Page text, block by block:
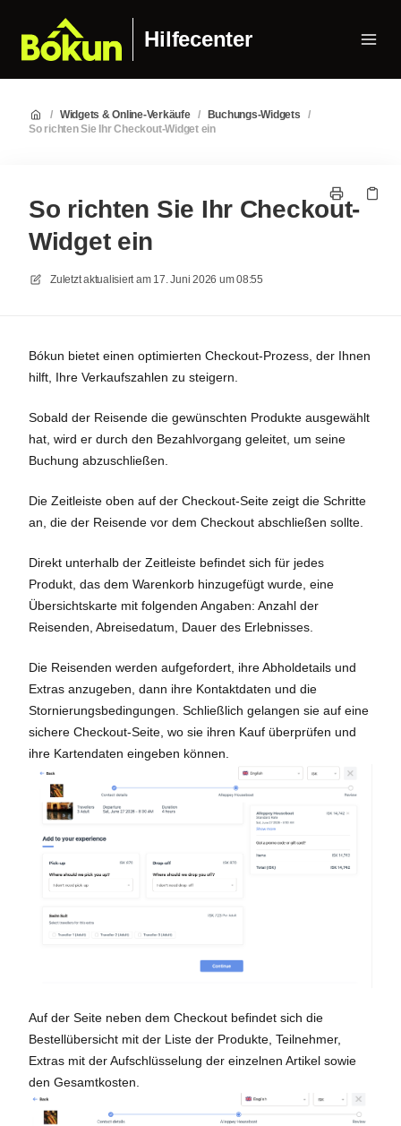
Hilfecenter
/ Widgets & Online-Verkäufe / Buchungs-Widgets
/
So richten Sie Ihr Checkout-Widget ein
So richten Sie Ihr Checkout-
Widget ein
Zuletzt aktualisiert am 17. Juni 2026 um 08:55
Bókun bietet einen optimierten Checkout-Prozess, der Ihnen
hilft, Ihre Verkaufszahlen zu steigern.
Sobald der Reisende die gewünschten Produkte ausgewählt
hat, wird er durch den Bezahlvorgang geleitet, um seine
Buchung abzuschließen.
Die Zeitleiste oben auf der Checkout-Seite zeigt die Schritte
an, die der Reisende vor dem Checkout abschließen sollte.
Direkt unterhalb der Zeitleiste befindet sich für jedes
Produkt, das dem Warenkorb hinzugefügt wurde, eine
Übersichtskarte mit folgenden Angaben: Anzahl der
Reisenden, Abreisedatum, Dauer des Erlebnisses.
Die Reisenden werden aufgefordert, ihre Abholdetails und
Extras anzugeben, dann ihre Kontaktdaten und die
Stornierungsbedingungen. Schließlich gelangen sie auf eine
sichere Checkout-Seite, wo sie ihren Kauf überprüfen und
ihre Kartendaten eingeben können.
Auf der Seite neben dem Checkout befindet sich die
Bestellübersicht mit der Liste der Produkte, Teilnehmer,
Extras mit der Aufschlüsselung der einzelnen Artikel sowie
den Gesamtkosten.